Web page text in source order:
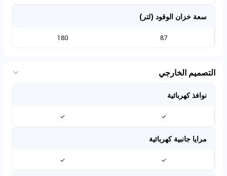
سعة خزان الوقود (لتر)
87
180
التصميم الخارجي
نوافذ كهربائية
✓
✓
مرايا جانبية كهربائية
✓
✓